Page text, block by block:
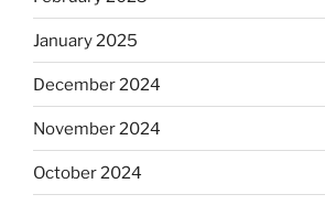
January 2025
December 2024
November 2024
October 2024